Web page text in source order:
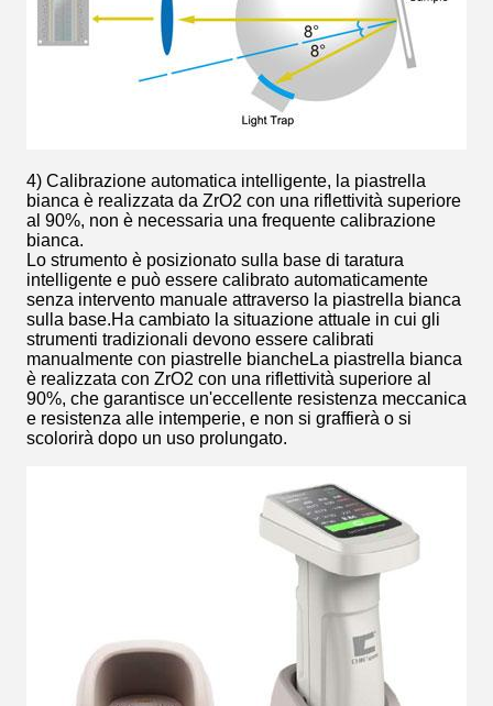
4) Calibrazione automatica intelligente, la piastrella
bianca è realizzata da ZrO2 con una riflettività superiore
al 90%, non è necessaria una frequente calibrazione
bianca.
Lo strumento è posizionato sulla base di taratura
intelligente e può essere calibrato automaticamente
senza intervento manuale attraverso la piastrella bianca
sulla base.Ha cambiato la situazione attuale in cui gli
strumenti tradizionali devono essere calibrati
manualmente con piastrelle biancheLa piastrella bianca
è realizzata con ZrO2 con una riflettività superiore al
90%, che garantisce un'eccellente resistenza meccanica
e resistenza alle intemperie, e non si graffierà o si
scolorirà dopo un uso prolungato.